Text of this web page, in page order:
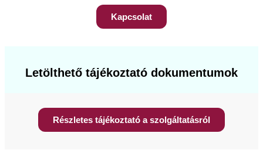
Kapcsolat
Letölthető tájékoztató dokumentumok
Részletes tájékoztató a szolgáltatásról